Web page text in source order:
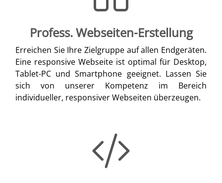
Profess. Webseiten-Erstellung
Erreichen Sie Ihre Zielgruppe auf allen Endgeräten.
Eine responsive Webseite ist optimal für Desktop,
Tablet-PC und Smartphone geeignet. Lassen Sie
sich von unserer Kompetenz im Bereich
individueller, responsiver Webseiten überzeugen.